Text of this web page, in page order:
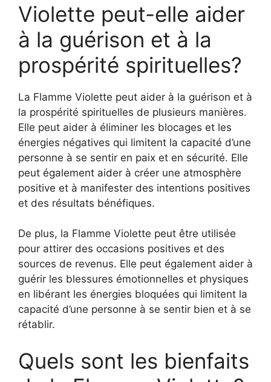
Violette peut-elle aider
à la guérison et à la
prospérité spirituelles?
La Flamme Violette peut aider à la guérison et à
la prospérité spirituelles de plusieurs manières.
Elle peut aider à éliminer les blocages et les
énergies négatives qui limitent la capacité d’une
personne à se sentir en paix et en sécurité. Elle
peut également aider à créer une atmosphère
positive et à manifester des intentions positives
et des résultats bénéfiques.
De plus, la Flamme Violette peut être utilisée
pour attirer des occasions positives et des
sources de revenus. Elle peut également aider à
guérir les blessures émotionnelles et physiques
en libérant les énergies bloquées qui limitent la
capacité d’une personne à se sentir bien et à se
rétablir.
Quels sont les bienfaits